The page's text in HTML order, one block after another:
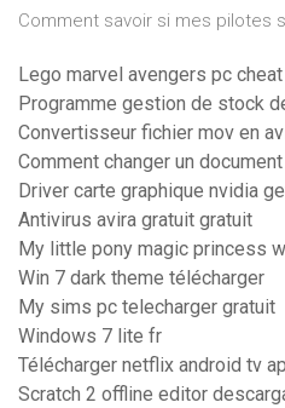
Comment savoir si mes pilotes
Lego marvel avengers pc
Programme gestion de stock
Convertisseur fichier mov en
Comment changer un
Driver carte graphique nvidia
Antivirus avira gratuit gratuit
My little pony magic princess
Win 7 dark theme télécharger
My sims pc telecharger gratuit
Windows 7 lite fr
Télécharger netflix android tv
Scratch 2 offline editor